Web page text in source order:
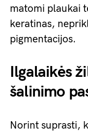
matomi plaukai
keratinas,
pigmentacijos.
Ilgalaikės
šalinimo
Norint suprasti,